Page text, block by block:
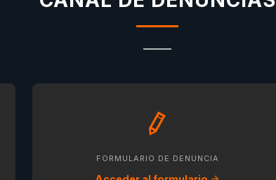
FORMULARIO DE DENUNCIA